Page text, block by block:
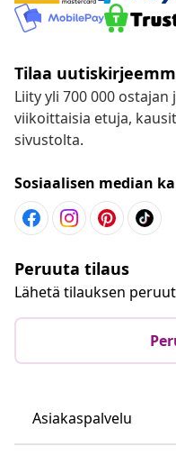
Tilaa
Liity yli 700 000
viikoittaisia etuja,
sivustolta.
Sosiaalisen median
Peruuta tilaus
Lähetä tilauksen
Asiakaspalvelu